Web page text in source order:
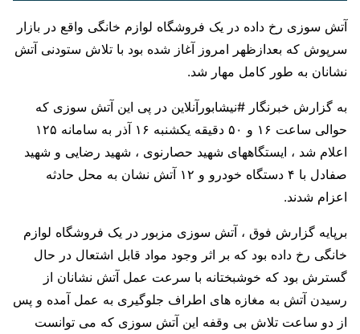
آتش سوزی رخ داده در یک فروشگاه لوازم خانگی واقع در بازار
سرپوش که بعدازظهر امروز آغاز شده بود با تلاش ستودنی آتش
نشانان به طور کامل مهار شد.
به گزارش خبرنگار #نیشابور‌آنلاین در پی این آتش سوزی که
حوالی ساعت ۱۶ و ۵۰ دقیقه یکشنبه ۱۶ آذر به سامانه ۱۲۵
اعلام شد ، ایستگاههای شهید حصارنوی ، شهید رضایی و شهید
صفادل با ۴ دستگاه خودرو و ۱۲ آتش نشان به محل حادثه
اعزام شدند.
برپایه گزارش فوق ، آتش سوزی مزبور در یک فروشگاه لوازم
خانگی رخ داده بود که بر اثر وجود مواد قابل اشتعال در حال
گسترش بود که خوشبختانه با سرعت عمل آتش نشانان از
رسیدن آتش به مغازه های اطراف جلوگیری به عمل آمده و پس
از دو ساعت تلاش بی وقفه این آتش سوزی که می توانست